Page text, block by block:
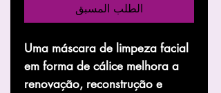
الطلب المسبق
Uma máscara de limpeza facial
em forma de cálice melhora a
renovação, reconstrução e